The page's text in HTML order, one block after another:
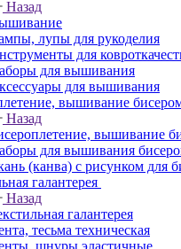
Назад
лупы для рукоделия
для
для вышивания
для вышивания
вышивание
Назад
вышивание
для вышивания
(канва) с рисунком для
галантерея
Назад
галантерея
тесьма техническая
шнуры эластичные